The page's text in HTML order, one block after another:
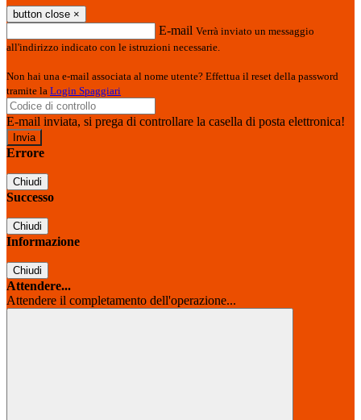
button close ×
E-mail Verrà inviato un messaggio
all'indirizzo indicato con le istruzioni necessarie.
Non hai una e-mail associata al nome utente? Effettua il reset della password
tramite la Login Spaggiari
E-mail inviata, si prega di controllare la casella di posta elettronica!
Errore
Chiudi
Successo
Chiudi
Informazione
Chiudi
Attendere...
Attendere il completamento dell'operazione...